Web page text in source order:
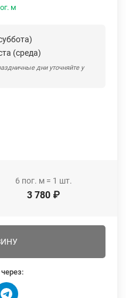
м
(среда)
дни уточняйте у
6 пог. м= 1 шт.
3 780 ₽